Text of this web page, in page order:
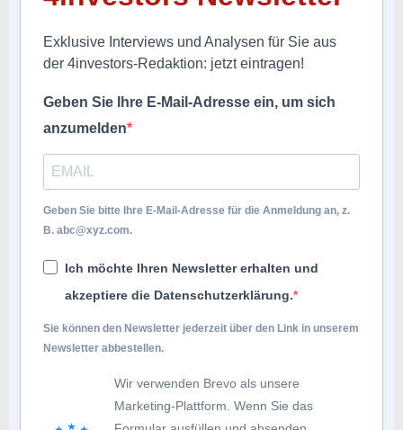
Exklusive Interviews und Analysen für Sie aus
der 4investors-Redaktion: jetzt eintragen!
Geben Sie Ihre E-Mail-Adresse ein, um sich
anzumelden
Geben Sie bitte Ihre E-Mail-Adresse für die Anmeldung an, z.
B. abc@xyz.com.
Ich möchte Ihren Newsletter erhalten und
akzeptiere die Datenschutzerklärung.
Sie können den Newsletter jederzeit über den Link in unserem
Newsletter abbestellen.
Wir verwenden Brevo als unsere
Marketing-Plattform. Wenn Sie das